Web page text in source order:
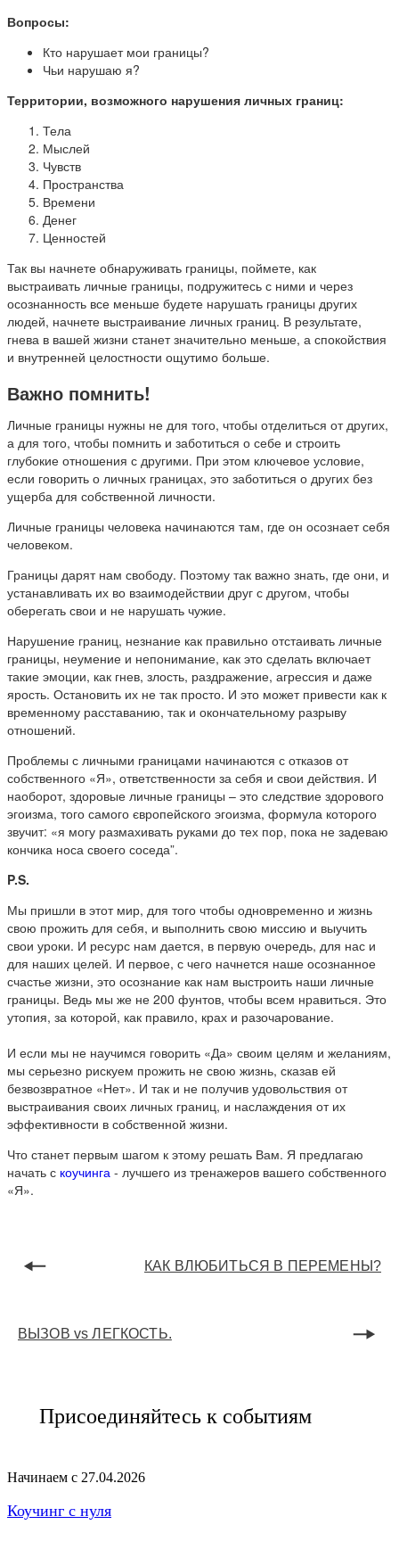
Вопросы:
Кто нарушает мои границы?
Чьи нарушаю я?
Территории, возможного нарушения личных границ:
Тела
Мыслей
Чувств
Пространства
Времени
Денег
Ценностей
Так вы начнете обнаруживать границы, поймете, как
выстраивать личные границы, подружитесь с ними и через
осознанность все меньше будете нарушать границы других
людей, начнете выстраивание личных границ. В результате,
гнева в вашей жизни станет значительно меньше, а спокойствия
и внутренней целостности ощутимо больше.
Важно помнить!
Личные границы нужны не для того, чтобы отделиться от других,
а для того, чтобы помнить и заботиться о себе и строить
глубокие отношения с другими. При этом ключевое условие,
если говорить о личных границах, это заботиться о других без
ущерба для собственной личности.
Личные границы человека начинаются там, где он осознает себя
человеком.
Границы дарят нам свободу. Поэтому так важно знать, где они, и
устанавливать их во взаимодействии друг с другом, чтобы
оберегать свои и не нарушать чужие.
Нарушение границ, незнание как правильно отстаивать личные
границы, неумение и непонимание, как это сделать включает
такие эмоции, как гнев, злость, раздражение, агрессия и даже
ярость. Остановить их не так просто. И это может привести как к
временному расставанию, так и окончательному разрыву
отношений.
Проблемы с личными границами начинаются с отказов от
собственного «Я», ответственности за себя и свои действия. И
наоборот, здоровые личные границы – это следствие здорового
эгоизма, того самого європейского эгоизма, формула которого
звучит: «я могу размахивать руками до тех пор, пока не задеваю
кончика носа своего соседа”.
P.S.
Мы пришли в этот мир, для того чтобы одновременно и жизнь
свою прожить для себя, и выполнить свою миссию и выучить
свои уроки. И ресурс нам дается, в первую очередь, для нас и
для наших целей. И первое, с чего начнется наше осознанное
счастье жизни, это осознание как нам выстроить наши личные
границы. Ведь мы же не 200 фунтов, чтобы всем нравиться. Это
утопия, за которой, как правило, крах и разочарование.
И если мы не научимся говорить «Да» своим целям и желаниям,
мы серьезно рискуем прожить не свою жизнь, сказав ей
безвозвратное «Нет». И так и не получив удовольствия от
выстраивания своих личных границ, и наслаждения от их
эффективности в собственной жизни.
Что станет первым шагом к этому решать Вам. Я предлагаю
начать с коучинга - лучшего из тренажеров вашего собственного
«Я».
КАК ВЛЮБИТЬСЯ В ПЕРЕМЕНЫ?
ВЫЗОВ vs ЛЕГКОСТЬ.
Присоединяйтесь к событиям
Начинаем с 27.04.2026
Коучинг с нуля